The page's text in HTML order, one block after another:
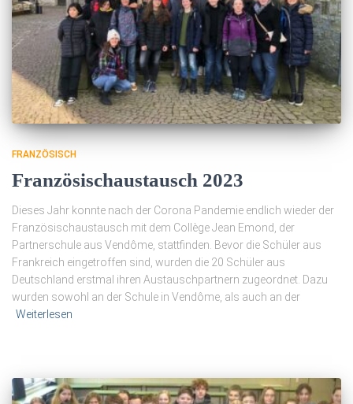
FRANZÖSISCH
Französischaustausch 2023
Dieses Jahr konnte nach der Corona Pandemie endlich wieder der
Französischaustausch mit dem Collège Jean Emond, der
Partnerschule aus Vendôme, stattfinden. Bevor die Schüler aus
Frankreich eingetroffen sind, wurden die 20 Schüler aus
Deutschland erstmal ihren Austauschpartnern zugeordnet. Dazu
wurden sowohl an der Schule in Vendôme, als auch an der
Weiterlesen